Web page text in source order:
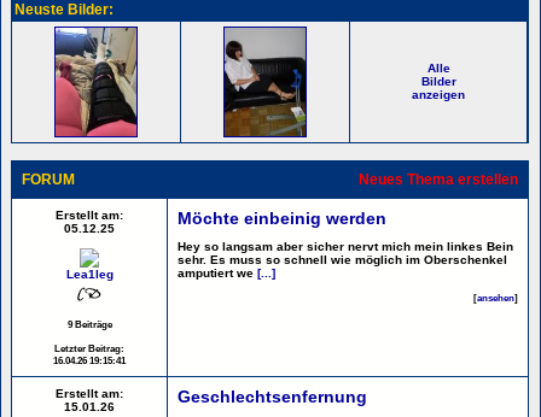
Neuste Bilder:
Alle
Bilder
anzeigen
FORUM Neues Thema erstellen
Erstellt am:
05.12.25
Lea1leg
9 Beiträge
Letzter Beitrag:
16.04.26 19:15:41
Möchte einbeinig werden
Hey so langsam aber sicher nervt mich mein linkes Bein
sehr. Es muss so schnell wie möglich im Oberschenkel
amputiert we [...]
[ansehen]
Erstellt am:
15.01.26
Geschlechtsenfernung